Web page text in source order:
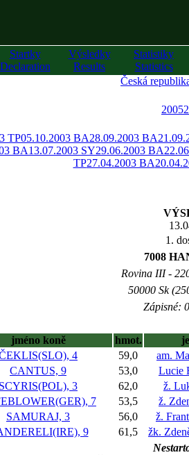
Startky
Declaration
Výsledky
Results
Statistiky
Statistics
Česká
2005
TP05.10.2003 BA28.09.2003 BA
BA13.07.2003 SY29.06.2003 BA
TP27.04.2003 BA
1.
7008
Rovina III -
50000 Sk
Zápisné:
jméno koně hmot.
4 59,0 am.
CANTUS, 9 53,0 Lucie
SCYRIS(POL), 3 62,0 ž.
7 53,5 ž.
SAMURAJ, 3 56,0 ž.
9 61,5 žk.